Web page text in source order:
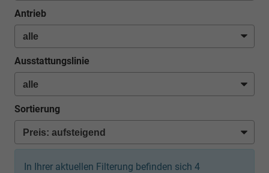
Antrieb
Ausstattungslinie
Sortierung
In Ihrer aktuellen Filterung befinden sich 4